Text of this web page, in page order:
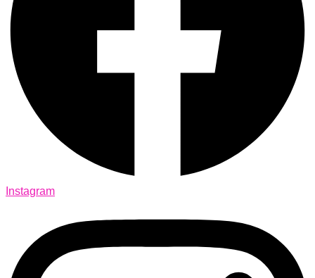
Instagram